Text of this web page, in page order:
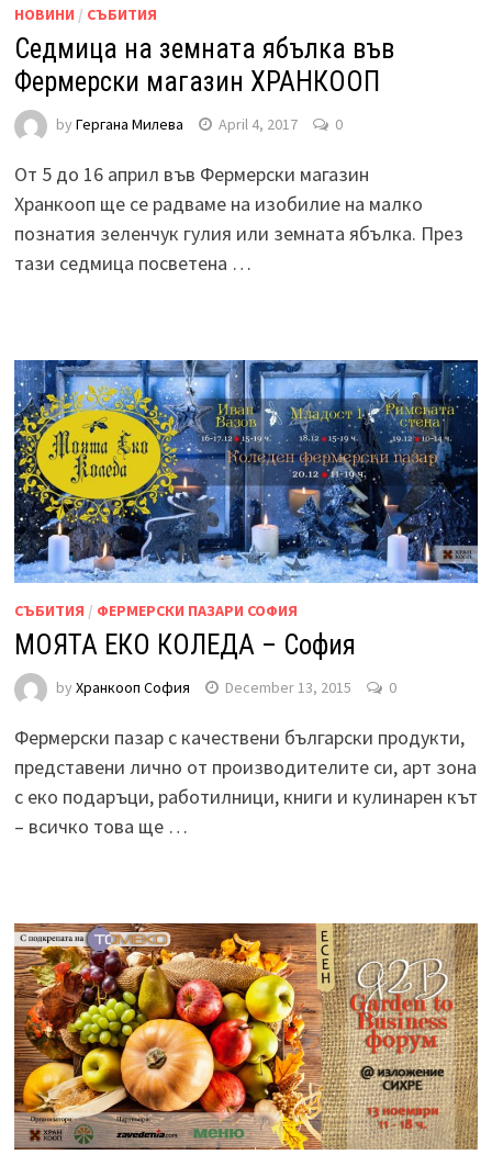
НОВИНИ / СЪБИТИЯ
Седмица на земната ябълка във
Фермерски магазин ХРАНКООП
by Гергана Милева April 4, 2017 0
От 5 до 16 април във Фермерски магазин
Хранкооп ще се радваме на изобилие на малко
познатия зеленчук гулия или земната ябълка. През
тази седмица посветена …
СЪБИТИЯ / ФЕРМЕРСКИ ПАЗАРИ СОФИЯ
МОЯТА ЕКО КОЛЕДА – София
by Хранкооп София December 13, 2015 0
Фермерски пазар с качествени български продукти,
представени лично от производителите си, арт зона
с еко подаръци, работилници, книги и кулинарен кът
– всичко това ще …